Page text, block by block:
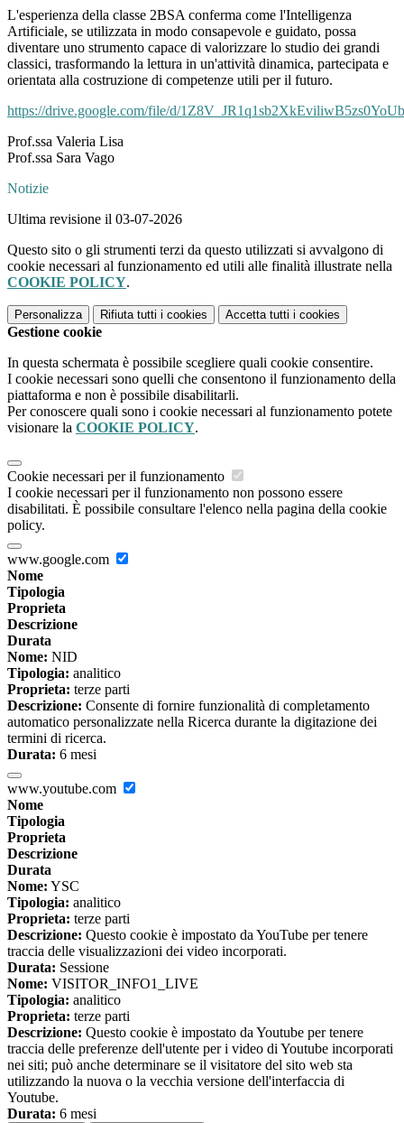
L'esperienza della classe 2BSA conferma come l'Intelligenza
Artificiale, se utilizzata in modo consapevole e guidato, possa
diventare uno strumento capace di valorizzare lo studio dei grandi
classici, trasformando la lettura in un'attività dinamica, partecipata e
orientata alla costruzione di competenze utili per il futuro.
https://drive.google.com/file/d/
Prof.ssa Valeria Lisa
Prof.ssa Sara Vago
Notizie
Ultima revisione il 03-07-2026
Questo sito o gli strumenti terzi da questo utilizzati si avvalgono di
cookie necessari al funzionamento ed utili alle finalità illustrate nella
COOKIE POLICY.
Personalizza Rifiuta tutti i cookies Accetta tutti i cookies
Gestione cookie
In questa schermata è possibile scegliere quali cookie consentire.
I cookie necessari sono quelli che consentono il funzionamento della
piattaforma e non è possibile disabilitarli.
Per conoscere quali sono i cookie necessari al funzionamento potete
visionare la COOKIE POLICY.
Cookie necessari per il funzionamento
I cookie necessari per il funzionamento non possono essere
disabilitati. È possibile consultare l'elenco nella pagina della cookie
policy.
www.google.com
Nome
Tipologia
Proprieta
Descrizione
Durata
Nome: NID
Tipologia: analitico
Proprieta: terze parti
Descrizione: Consente di fornire funzionalità di completamento
automatico personalizzate nella Ricerca durante la digitazione dei
termini di ricerca.
Durata: 6 mesi
www.youtube.com
Nome
Tipologia
Proprieta
Descrizione
Durata
Nome: YSC
Tipologia: analitico
Proprieta: terze parti
Descrizione: Questo cookie è impostato da YouTube per tenere
traccia delle visualizzazioni dei video incorporati.
Durata: Sessione
Nome: VISITOR_INFO1_LIVE
Tipologia: analitico
Proprieta: terze parti
Descrizione: Questo cookie è impostato da Youtube per tenere
traccia delle preferenze dell'utente per i video di Youtube incorporati
nei siti; può anche determinare se il visitatore del sito web sta
utilizzando la nuova o la vecchia versione dell'interfaccia di
Youtube.
Durata: 6 mesi